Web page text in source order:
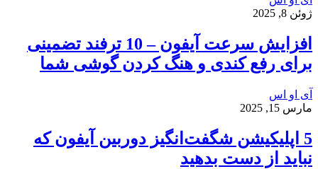
ژوئن 8, 2025
افزایش سرعت آیفون – 10 ترفند تضمینی
برای رفع کندی و هنگ کردن گوشی شما
آی او اس
مارس 15, 2025
5 اپلیکیشن شگفت‌انگیز دوربین آیفون که
نباید از دست بدهید